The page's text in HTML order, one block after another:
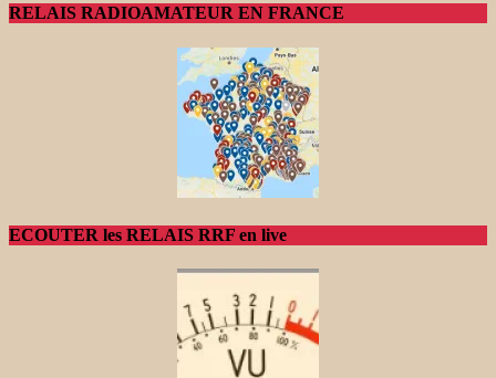
RELAIS RADIOAMATEUR EN FRANCE
ECOUTER les RELAIS RRF en live